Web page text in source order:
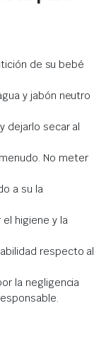
de su bebé
y jabón neutro
dejarlo secar al
No meter
a su la
higiene y la
respecto al
la negligencia